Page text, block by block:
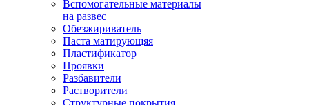
Вспомогательные материалы
на развес
Обезжириватель
Паста матирующяя
Пластификатор
Проявки
Разбавители
Растворители
Структурные покрытия